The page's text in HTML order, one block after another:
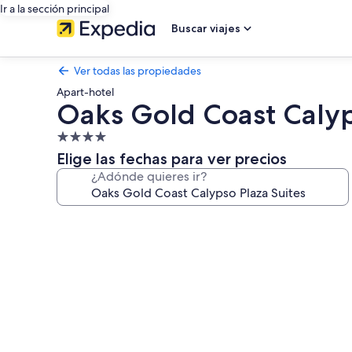
Ir a la sección principal
Buscar viajes
Ver todas las propiedades
Apart-hotel
Oaks Gold Coast
Propiedad
de
4.0
estrellas
Elige las fechas para ver precios
¿Adónde quieres ir?